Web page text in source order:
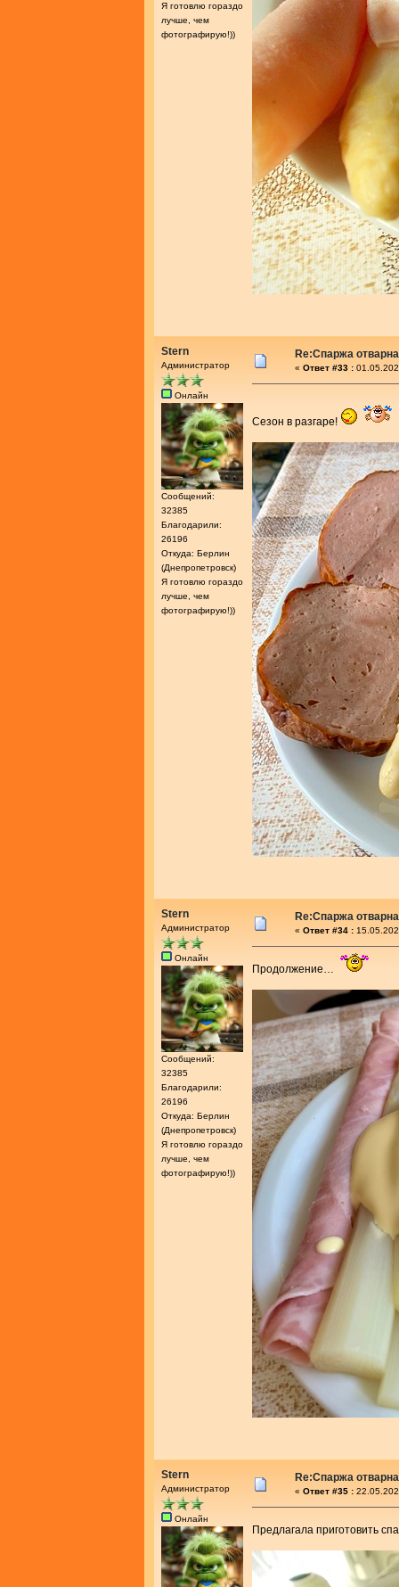
Я готовлю гораздо
лучше, чем
фотографирую!))
Stern
Администратор
Онлайн
Сообщений:
32385
Благодарили:
26196
Откуда: Берлин
(Днепропетровск)
Я готовлю гораздо
лучше, чем
фотографирую!))
Re:Спаржа
« Ответ #33 :
Сезон в разгаре!
Stern
Администратор
Онлайн
Сообщений:
32385
Благодарили:
26196
Откуда: Берлин
(Днепропетровск)
Я готовлю гораздо
лучше, чем
фотографирую!))
Re:Спаржа
« Ответ #34 :
Продолжение…
Stern
Администратор
Онлайн
Re:Спаржа
« Ответ #35 :
Предлагала приготовить